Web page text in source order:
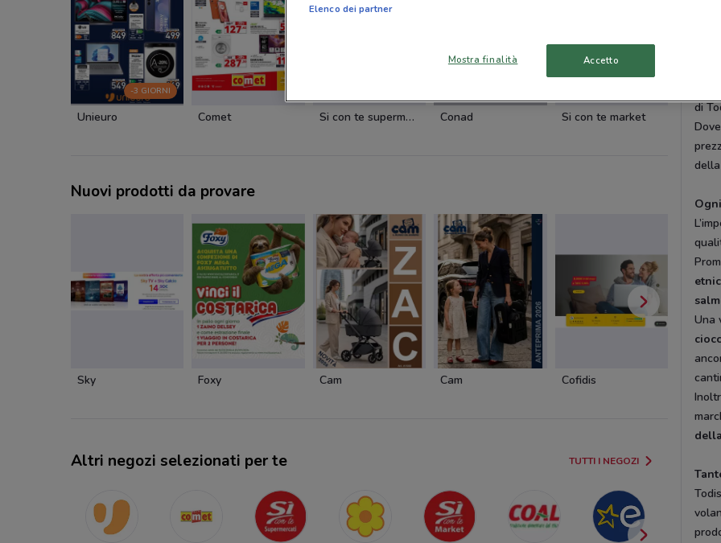
-3 GIORNI
Unieuro Comet Si con te supermercati Conad Si con te market
Nuovi prodotti da provare
Sky Foxy Cam Cam Cofidis Dacia
Altri negozi selezionati per te TUTTI I NEGOZI
di
Una
Elenco dei partner
Mostra finalità Accetto